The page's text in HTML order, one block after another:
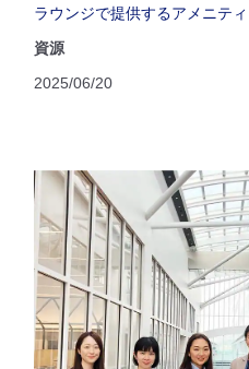
ラウンジで提供するアメニテ
資源
2025/06/20